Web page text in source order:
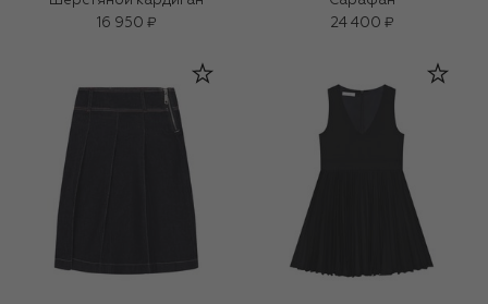
16 950 ₽
24 400 ₽